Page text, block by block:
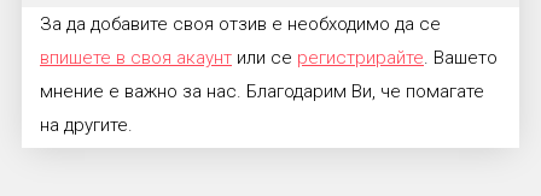
За да добавите своя отзив е необходимо да се
впишете в своя акаунт или се регистрирайте. Вашето
мнение е важно за нас. Благодарим Ви, че помагате
на другите.